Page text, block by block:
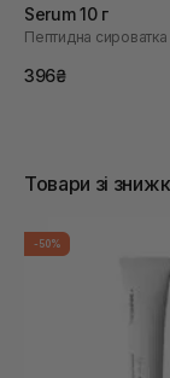
Serum 10 г
396₴
Товари зі
-50%